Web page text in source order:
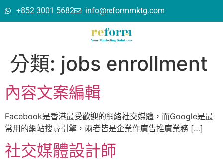
+852 3001 5682 info@reformmktg.com
分類: jobs enrollment
內容文案編輯
Facebook是香港最受歡迎的網絡社交媒體，而Google是最
常用的網站搜尋引擎，兩者皆是企業作廣告推廣業務 […]
社交媒體設計師